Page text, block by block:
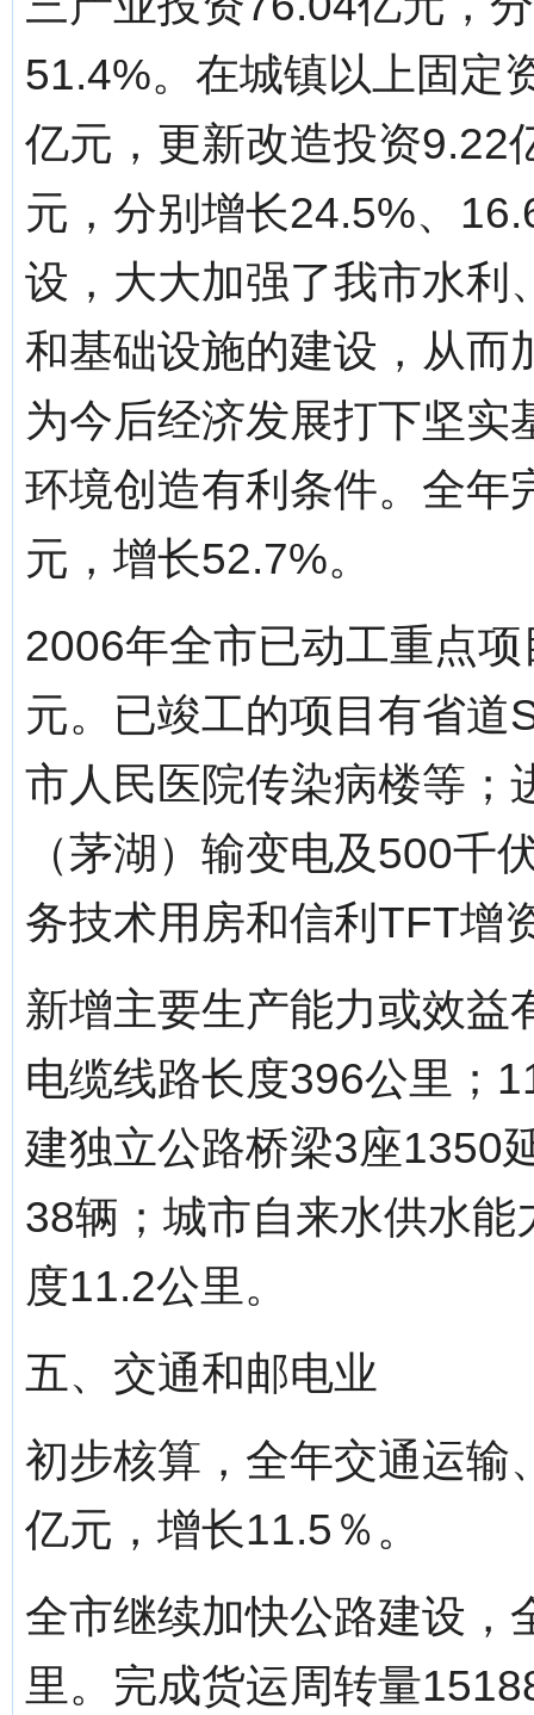
51.4%。在城镇以上固定
亿元，更新改造投资9.22
元，分别增长24.5%、
设，大大加强了我市水利
和基础设施的建设，从而
为今后经济发展打下坚实
环境创造有利条件。全年
元，增长52.7%。
2006年全市已动工重点
元。已竣工的项目有省道
市人民医院传染病楼等；
（茅湖）输变电及500千
务技术用房和信利TFT增
新增主要生产能力或效益
电缆线路长度396公里；
建独立公路桥梁3座1350
38辆；城市自来水供水
度11.2公里。
五、交通和邮电业
初步核算，全年交通运输
亿元，增长11.5％。
全市继续加快公路建设，
里。完成货运周转量